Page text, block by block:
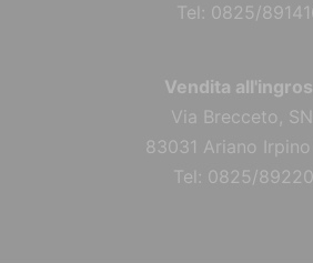
Tel: 0825/
Vendita
Via Brecceto,
83031 Ariano Irpino
Tel: 0825/